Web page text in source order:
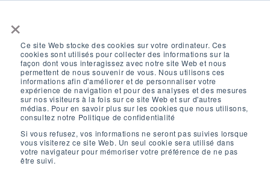
×
Ce site Web stocke des cookies sur votre ordinateur. Ces
cookies sont utilisés pour collecter des informations sur la
façon dont vous interagissez avec notre site Web et nous
permettent de nous souvenir de vous. Nous utilisons ces
informations afin d'améliorer et de personnaliser votre
expérience de navigation et pour des analyses et des mesures
sur nos visiteurs à la fois sur ce site Web et sur d'autres
médias. Pour en savoir plus sur les cookies que nous utilisons,
consultez notre Politique de confidentialité
Si vous refusez, vos informations ne seront pas suivies lorsque
vous visiterez ce site Web. Un seul cookie sera utilisé dans
votre navigateur pour mémoriser votre préférence de ne pas
être suivi.
Résultats de
recherche